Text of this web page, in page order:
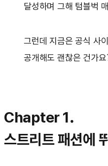
달성하며 그해 텀블벅
그런데 지금은 공식 사
공개해도 괜찮은 건가
Chapter 1.
스트리트 패션에